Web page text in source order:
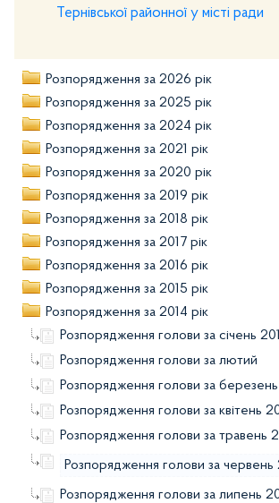
Тернівської районної у місті ради
Розпорядження за 2026 рік
Розпорядження за 2025 рік
Розпорядження за 2024 рік
Розпорядження за 2021 рік
Розпорядження за 2020 рік
Розпорядження за 2019 рік
Розпорядження за 2018 рік
Розпорядження за 2017 рік
Розпорядження за 2016 рік
Розпорядження за 2015 рік
Розпорядження за 2014 рік
Розпорядження голови за січень
Розпорядження голови за лютий
Розпорядження голови за
Розпорядження голови за квітень
Розпорядження голови за травень
Розпорядження голови за червень
Розпорядження голови за липень